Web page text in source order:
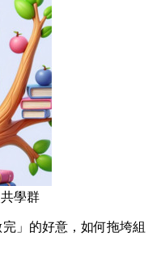
學群
」的好意，如何拖垮組